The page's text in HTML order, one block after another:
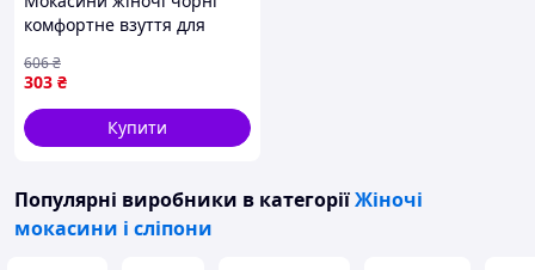
В наявності великий асортимент взуття.
Літо, весна, осінь, зима, починаючи від
чоботами.
Пишіть, телефонуйте, відповім на всі
комфортне взуття для
GIPANIS VSS-11
303 ₴
606₴
Купити
Популярні виробники в категоріїЖіночі
мокасини і сліпони